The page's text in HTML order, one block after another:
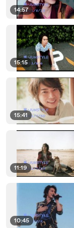
14:57
15:15
15:41
11:19
10:45